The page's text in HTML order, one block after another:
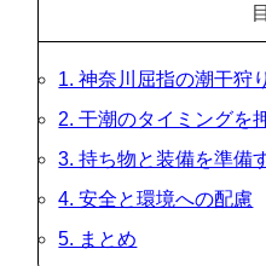
1. 神奈川屈指の潮干狩
2. 干潮のタイミングを
3. 持ち物と装備を準備
4. 安全と環境への配慮
5. まとめ